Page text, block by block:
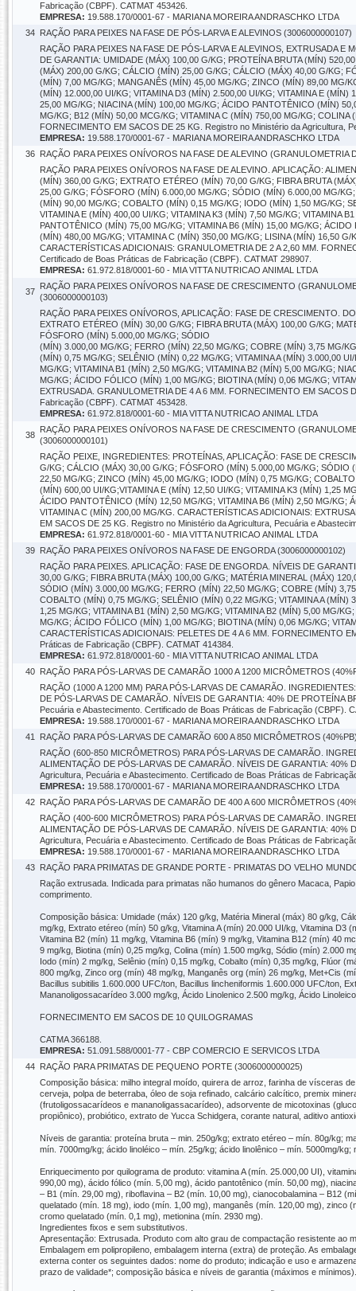
Fabricação (CBPF). CATMAT 453426.
EMPRESA: 19.588.170/0001-67 - MARIANA MOREIRA ANDRASCHKO LTDA
34 RAÇÃO PARA PEIXES NA FASE DE PÓS-LARVA E ALEVINOS (3006000000107)
RAÇÃO PARA PEIXES NA FASE DE PÓS-LARVA E ALEVINOS, EXTRUSADA
DE GARANTIA: UMIDADE (MÁX) 100,00 G/KG; PROTEÍNA BRUTA (MÍN)
(MÁX) 200,00 G/KG; CÁLCIO (MÍN) 25,00 G/KG; CÁLCIO (MÁX) 40,00 G/KG;
(MÍN) 7,00 MG/KG; MANGANÊS (MÍN) 45,00 MG/KG; ZINCO (MÍN) 89,00 MG/
(MÍN) 12.000,00 UI/KG; VITAMINA D3 (MÍN) 2.500,00 UI/KG; VITAMINA E
25,00 MG/KG; NIACINA (MÍN) 100,00 MG/KG; ÁCIDO PANTOTÊNICO (MÍN)
MG/KG; B12 (MÍN) 50,00 MCG/KG; VITAMINA C (MÍN) 750,00 MG/KG;
FORNECIMENTO EM SACOS DE 25 KG. Registro no Ministério da Agricultura,
EMPRESA: 19.588.170/0001-67 - MARIANA MOREIRA ANDRASCHKO LTDA
36 RAÇÃO PARA PEIXES ONÍVOROS NA FASE DE ALEVINO (GRANULOMETRIA
RAÇÃO PARA PEIXES ONÍVOROS NA FASE DE ALEVINO. APLICAÇÃO:
(MÍN) 360,00 G/KG; EXTRATO ETÉREO (MÍN) 70,00 G/KG; FIBRA BRUTA
25,00 G/KG; FÓSFORO (MÍN) 6.000,00 MG/KG; SÓDIO (MÍN) 6.000,00 MG/
(MÍN) 90,00 MG/KG; COBALTO (MÍN) 0,15 MG/KG; IODO (MÍN) 1,50 MG/KG;
VITAMINA E (MÍN) 400,00 UI/KG; VITAMINA K3 (MÍN) 7,50 MG/KG; VITAMINA
PANTOTÊNICO (MÍN) 75,00 MG/KG; VITAMINA B6 (MÍN) 15,00 MG/KG;
(MÍN) 480,00 MG/KG; VITAMINA C (MÍN) 350,00 MG/KG; LISINA (MÍN) 16,50
CARACTERÍSTICAS ADICIONAIS: GRANULOMETRIA DE 2 A 2,60 MM.
Certificado de Boas Práticas de Fabricação (CBPF). CATMAT 298907.
EMPRESA: 61.972.818/0001-60 - MIA VITTA NUTRICAO ANIMAL LTDA
37
RAÇÃO PARA PEIXES ONÍVOROS NA FASE DE CRESCIMENTO
(3006000000103)
RAÇÃO PARA PEIXES ONÍVOROS, APLICAÇÃO: FASE DE CRESCIMENTO.
EXTRATO ETÉREO (MÍN) 30,00 G/KG; FIBRA BRUTA (MÁX) 100,00 G/KG;
FÓSFORO (MÍN) 5.000,00 MG/KG; SÓDIO
(MÍN) 3.000,00 MG/KG; FERRO (MÍN) 22,50 MG/KG; COBRE (MÍN) 3,75 MG/
(MÍN) 0,75 MG/KG; SELÊNIO (MÍN) 0,22 MG/KG; VITAMINA A (MÍN) 3.000,00
MG/KG; VITAMINA B1 (MÍN) 2,50 MG/KG; VITAMINA B2 (MÍN) 5,00 MG/KG;
MG/KG; ÁCIDO FÓLICO (MÍN) 1,00 MG/KG; BIOTINA (MÍN) 0,06 MG/KG;
EXTRUSADA. GRANULOMETRIA DE 4 A 6 MM. FORNECIMENTO EM
Fabricação (CBPF). CATMAT 453428.
EMPRESA: 61.972.818/0001-60 - MIA VITTA NUTRICAO ANIMAL LTDA
38
RAÇÃO PARA PEIXES ONÍVOROS NA FASE DE CRESCIMENTO
(3006000000101)
RAÇÃO PEIXE, INGREDIENTES: PROTEÍNAS, APLICAÇÃO: FASE DE
G/KG; CÁLCIO (MÁX) 30,00 G/KG; FÓSFORO (MÍN) 5.000,00 MG/KG;
22,50 MG/KG; ZINCO (MÍN) 45,00 MG/KG; IODO (MÍN) 0,75 MG/KG;
(MÍN) 600,00 UI/KG;VITAMINA E (MÍN) 12,50 UI/KG; VITAMINA K3 (MÍN) 1,25
ÁCIDO PANTOTÊNICO (MÍN) 12,50 MG/KG; VITAMINA B6 (MÍN) 2,50 MG/
VITAMINA C (MÍN) 200,00 MG/KG. CARACTERÍSTICAS ADICIONAIS:
EM SACOS DE 25 KG. Registro no Ministério da Agricultura, Pecuária e
EMPRESA: 61.972.818/0001-60 - MIA VITTA NUTRICAO ANIMAL LTDA
39 RAÇÃO PARA PEIXES ONÍVOROS NA FASE DE ENGORDA (3006000000102)
RAÇÃO PARA PEIXES. APLICAÇÃO: FASE DE ENGORDA. NÍVEIS DE
30,00 G/KG; FIBRA BRUTA (MÁX) 100,00 G/KG; MATÉRIA MINERAL (MÁX)
SÓDIO (MÍN) 3.000,00 MG/KG; FERRO (MÍN) 22,50 MG/KG; COBRE (MÍN)
COBALTO (MÍN) 0,75 MG/KG; SELÊNIO (MÍN) 0,22 MG/KG; VITAMINA A
1,25 MG/KG; VITAMINA B1 (MÍN) 2,50 MG/KG; VITAMINA B2 (MÍN) 5,00 MG/
MG/KG; ÁCIDO FÓLICO (MÍN) 1,00 MG/KG; BIOTINA (MÍN) 0,06 MG/KG;
CARACTERÍSTICAS ADICIONAIS: PELETES DE 4 A 6 MM. FORNECIMENTO
Práticas de Fabricação (CBPF). CATMAT 414384.
EMPRESA: 61.972.818/0001-60 - MIA VITTA NUTRICAO ANIMAL LTDA
40 RAÇÃO PARA PÓS-LARVAS DE CAMARÃO 1000 A 1200 MICRÔMETROS
RAÇÃO (1000 A 1200 MM) PARA PÓS-LARVAS DE CAMARÃO.
DE PÓS-LARVAS DE CAMARÃO. NÍVEIS DE GARANTIA: 40% DE PROTEÍNA
Pecuária e Abastecimento. Certificado de Boas Práticas de Fabricação (CBPF).
EMPRESA: 19.588.170/0001-67 - MARIANA MOREIRA ANDRASCHKO LTDA
41
RAÇÃO PARA PÓS-LARVAS DE CAMARÃO 600 A 850 MICRÔMETROS
RAÇÃO (600-850 MICRÔMETROS) PARA PÓS-LARVAS DE CAMARÃO.
ALIMENTAÇÃO DE PÓS-LARVAS DE CAMARÃO. NÍVEIS DE GARANTIA:
Agricultura, Pecuária e Abastecimento. Certificado de Boas Práticas de
EMPRESA: 19.588.170/0001-67 - MARIANA MOREIRA ANDRASCHKO LTDA
42 RAÇÃO PARA PÓS-LARVAS DE CAMARÃO DE 400 A 600 MICRÔMETROS
RAÇÃO (400-600 MICRÔMETROS) PARA PÓS-LARVAS DE CAMARÃO.
ALIMENTAÇÃO DE PÓS-LARVAS DE CAMARÃO. NÍVEIS DE GARANTIA:
Agricultura, Pecuária e Abastecimento. Certificado de Boas Práticas de
EMPRESA: 19.588.170/0001-67 - MARIANA MOREIRA ANDRASCHKO LTDA
43 RAÇÃO PARA PRIMATAS DE GRANDE PORTE - PRIMATAS DO VELHO
Ração extrusada. Indicada para primatas não humanos do gênero Macaca,
comprimento.
Composição básica: Umidade (máx) 120 g/kg, Matéria Mineral (máx) 80 g/kg,
mg/kg, Extrato etéreo (mín) 50 g/kg, Vitamina A (mín) 20.000 UI/kg, Vitamina
Vitamina B2 (mín) 11 mg/kg, Vitamina B6 (mín) 9 mg/kg, Vitamina B12 (mín) 40
9 mg/kg, Biotina (mín) 0,25 mg/kg, Colina (mín) 1.500 mg/kg, Sódio (mín) 2.000
Iodo (mín) 2 mg/kg, Selênio (mín) 0,15 mg/kg, Cobalto (mín) 0,35 mg/kg, Flúor
800 mg/kg, Zinco org (mín) 48 mg/kg, Manganês org (mín) 26 mg/kg, Met+Cis
Bacillus subitilis 1.600.000 UFC/ton, Bacillus lincheniformis 1.600.000 UFC/ton,
Mananoligossacarídeo 3.000 mg/kg, Ácido Linolenico 2.500 mg/kg, Ácido
FORNECIMENTO EM SACOS DE 10 QUILOGRAMAS
CATMA 366188.
EMPRESA: 51.091.588/0001-77 - CBP COMERCIO E SERVICOS LTDA
44 RAÇÃO PARA PRIMATAS DE PEQUENO PORTE (3006000000025)
Composição básica: milho integral moído, quirera de arroz, farinha de vísceras
cerveja, polpa de beterraba, óleo de soja refinado, calcário calcítico, premix
(frutoligossacarídeos e mananoligassacarídeo), adsorvente de micotoxinas
propiônico), probiótico, extrato de Yucca Schidgera, corante natural, aditivo
Níveis de garantia: proteína bruta – min. 250g/kg; extrato etéreo – mín. 80g/kg;
mín. 7000mg/kg; ácido linoléico – mín. 25g/kg; ácido linolênico – mín. 5000mg/
Enriquecimento por quilograma de produto: vitamina A (mín. 25.000,00 UI),
990,00 mg), ácido fólico (mín. 5,00 mg), ácido pantotênico (mín. 50,00 mg),
– B1 (mín. 29,00 mg), riboflavina – B2 (mín. 10,00 mg), cianocobalamina – B12
quelatado (mín. 18 mg), iodo (mín. 1,00 mg), manganês (mín. 120,00 mg), zinco
cromo quelatado (mín. 0,1 mg), metionina (mín. 2930 mg).
Ingredientes fixos e sem substitutivos.
Apresentação: Extrusada. Produto com alto grau de compactação resistente ao
Embalagem em polipropileno, embalagem interna (extra) de proteção. As
externa conter os seguintes dados: nome do produto; indicação e uso e
prazo de validade*; composição básica e níveis de garantia (máximos e mínimos).